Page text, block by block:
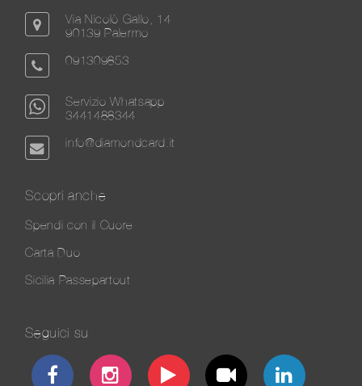
Via Nicolò Gallo, 14
90139 Palermo
091309853
Servizio Whatsapp
3441488344
info@diamondcard.it
Scopri anche
Spendi con il Cuore
Carta Duo
Sicilia Passepartout
Seguici su